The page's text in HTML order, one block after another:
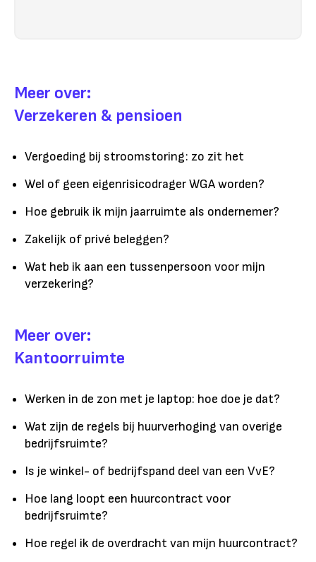
Meer over:
Verzekeren & pensioen
Vergoeding bij stroomstoring: zo zit het
Wel of geen eigenrisicodrager WGA worden?
Hoe gebruik ik mijn jaarruimte als ondernemer?
Zakelijk of privé beleggen?
Wat heb ik aan een tussenpersoon voor mijn
verzekering?
Meer over:
Kantoorruimte
Werken in de zon met je laptop: hoe doe je dat?
Wat zijn de regels bij huurverhoging van overige
bedrijfsruimte?
Is je winkel- of bedrijfspand deel van een VvE?
Hoe lang loopt een huurcontract voor
bedrijfsruimte?
Hoe regel ik de overdracht van mijn huurcontract?